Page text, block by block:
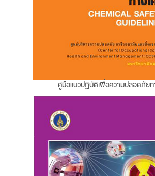
คู่มือแนวปฏิบัติเพื่อความปลอดภัยท